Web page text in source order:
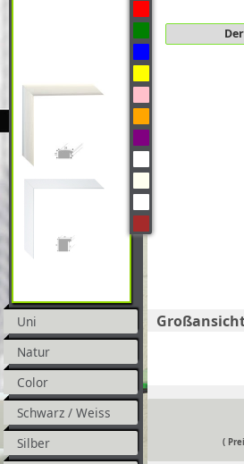
Uni
Natur
Color
Schwarz / Weiss
Silber
(